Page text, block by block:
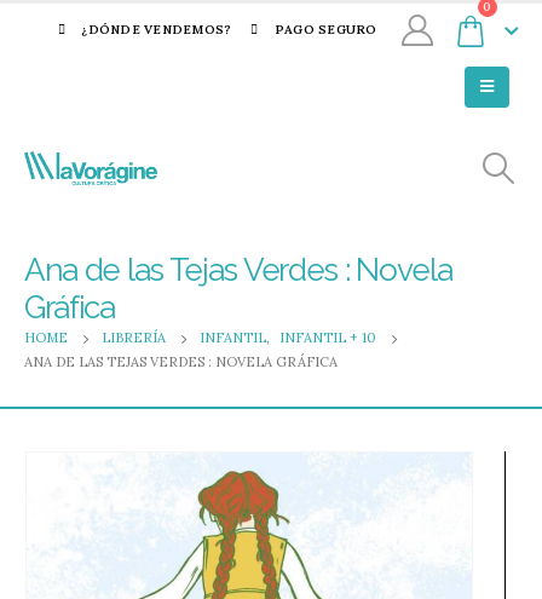
¿DÓNDE VENDEMOS? PAGO SEGURO
0
Ana de las Tejas Verdes : Novela
Gráfica
HOME LIBRERÍA INFANTIL,
INFANTIL + 10
ANA DE LAS TEJAS VERDES : NOVELA GRÁFICA